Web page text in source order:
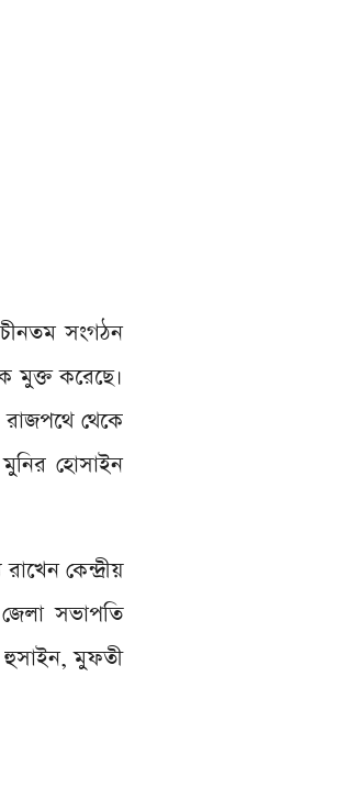
সংগঠন
মুক্ত করেছে।
রাজপথে থেকে
হোসাইন
কেন্দ্রীয়
সভাপতি
হুসাইন, মুফতী